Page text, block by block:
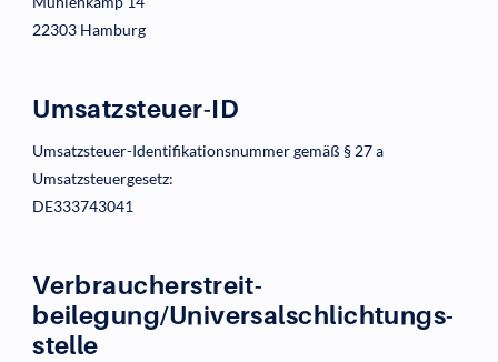
22303 Hamburg
Umsatzsteuer-ID
Umsatzsteuer-Identifikationsnummer gemäß § 27 a
Umsatzsteuergesetz:
DE333743041
Verbraucher­streit­
beilegung/Universal­schlichtungs­
stelle